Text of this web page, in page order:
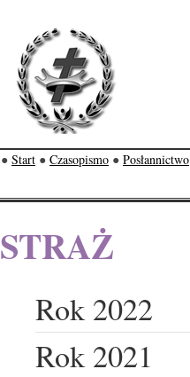
● Start ● Czasopismo ● Posłannictwo
STRAŻ
Rok 2022
Rok 2021